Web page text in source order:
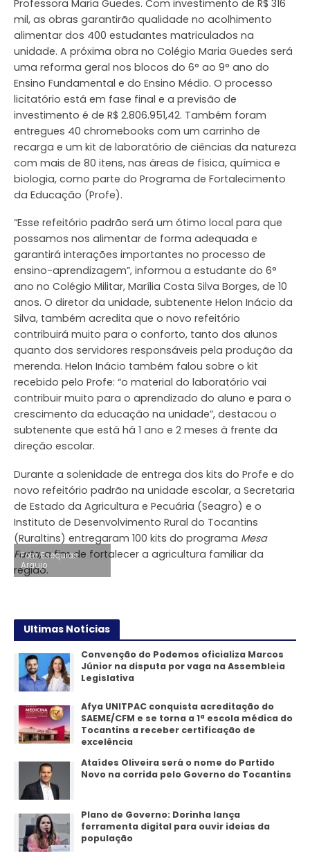
Professora Maria Guedes. Com investimento de R$ 316
mil, as obras garantirão qualidade no acolhimento
alimentar dos 400 estudantes matriculados na
unidade. A próxima obra no Colégio Maria Guedes será
uma reforma geral nos blocos do 6° ao 9° ano do
Ensino Fundamental e do Ensino Médio. O processo
licitatório está em fase final e a previsão de
investimento é de R$ 2.806.951,42. Também foram
entregues 40 chromebooks com um carrinho de
recarga e um kit de laboratório de ciências da natureza
com mais de 80 itens, nas áreas de física, química e
biologia, como parte do Programa de Fortalecimento
da Educação (Profe).
“Esse refeitório padrão será um ótimo local para que
possamos nos alimentar de forma adequada e
garantirá interações importantes no processo de
ensino-aprendizagem”, informou a estudante do 6°
ano no Colégio Militar, Marília Costa Silva Borges, de 10
anos. O diretor da unidade, subtenente Helon Inácio da
Silva, também acredita que o novo refeitório
contribuirá muito para o conforto, tanto dos alunos
quanto dos servidores responsáveis pela produção da
merenda. Helon Inácio também falou sobre o kit
recebido pelo Profe: “o material do laboratório vai
contribuir muito para o aprendizado do aluno e para o
crescimento da educação na unidade”, destacou o
subtenente que está há 1 ano e 2 meses à frente da
direção escolar.
Durante a solenidade de entrega dos kits do Profe e do
novo refeitório padrão na unidade escolar, a Secretaria
de Estado da Agricultura e Pecuária (Seagro) e o
Instituto de Desenvolvimento Rural do Tocantins
(Ruraltins) entregaram 100 kits do programa Mesa
Farta, a fim de fortalecer a agricultura familiar da
região.
Foto: Esequias
Araujo
Ultimas Notícias
Convenção do Podemos oficializa Marcos
Júnior na disputa por vaga na Assembleia
Legislativa
Afya UNITPAC conquista acreditação do
SAEME/CFM e se torna a 1ª escola médica do
Tocantins a receber certificação de
excelência
Ataídes Oliveira será o nome do Partido
Novo na corrida pelo Governo do Tocantins
Plano de Governo: Dorinha lança
ferramenta digital para ouvir ideias da
população